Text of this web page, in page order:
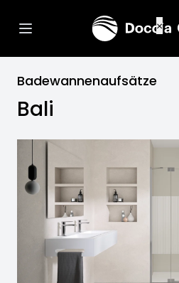
Badewannenaufsätze
Bali
×